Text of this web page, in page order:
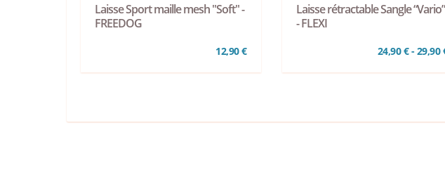
Laisse Sport maille mesh "Soft" -
FREEDOG
12,90 €
Laisse rétractable Sangle “Vario”
- FLEXI
24,90 € - 29,90